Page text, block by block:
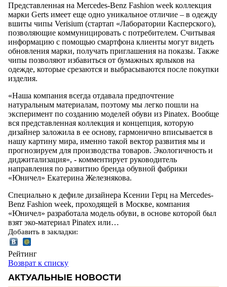
Представленная на Mercedes-Benz Fashion week коллекция
марки Gerts имеет еще одно уникальное отличие – в одежду
вшиты чипы Verisium (стартап «Лаборатории Касперского),
позволяющие коммуницировать с потребителем. Считывая
информацию с помощью смартфона клиенты могут видеть
обновления марки, получать приглашения на показы. Также
чипы позволяют избавиться от бумажных ярлыков на
одежде, которые срезаются и выбрасываются после покупки
изделия.
«Наша компания всегда отдавала предпочтение
натуральным материалам, поэтому мы легко пошли на
эксперимент по созданию моделей обуви из Pinatex. Вообще
вся представленная коллекция и концепция, которую
дизайнер заложила в ее основу, гармонично вписывается в
нашу картину мира, именно такой вектор развития мы и
прогнозируем для производства товаров. Экологичность и
диджитализация», - комментирует руководитель
направления по развитию бренда обувной фабрики
«Юничел» Екатерина Железнякова.
Специально к дефиле дизайнера Ксении Герц на Mercedes-
Benz Fashion week, проходящей в Москве, компания
«Юничел» разработала модель обуви, в основе которой был
взят эко-материал Pinatex или…
Добавить в закладки:
Рейтинг
Возврат к списку
АКТУАЛЬНЫЕ НОВОСТИ